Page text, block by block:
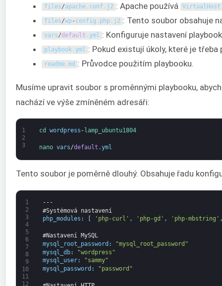
files/apache. conf. j2 : Apache používá VirtualHost
files/wp- config . php. j2 : Tento soubor obsahuje
vars/default .yml : Konfiguruje nastavení
playbook.yml : Pokud existují úkoly, které je
readme.md : Průvodce použitím playbooku.
Musíme upravit soubor s proměnnými playbooku,
nachází ve výše zmíněném adresáři:
1
2
3
cd wordpress - lamp_ubuntu1804
nano vars/default .yml
Tento soubor je poměrně dlouhý. Obsahuje řadu
1
2
3
4
5
6
7
8
9
10
11
12
---
#Systémová nastavení
php_modules : 'php-curl' , 'php-gd' , 'php-mbstring'
#Nastavení MySQL
mysql_root_password :
"mysql_root_password"
mysql_db:
"wordpress"
mysql_user:
"sammy"
mysql_password : "password"